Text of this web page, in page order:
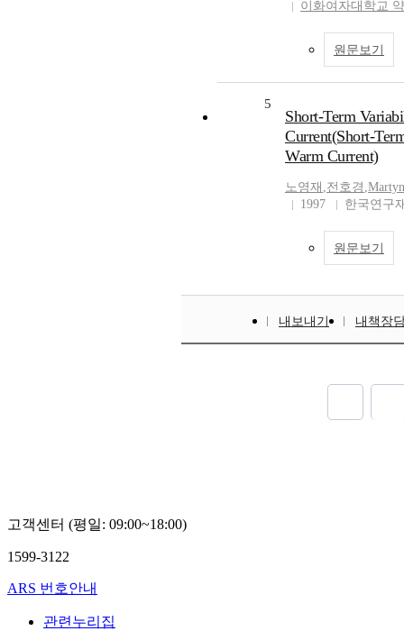
이화여자대학교
원문보기
5
Short-Term
Current(Short-
Warm Current)
노영재 ,전호경 ,
1997
한국연구
원문보기
내보내기 내책장
고객센터 (평일: 09:00~18:00)
1599-3122
ARS 번호안내
관련누리집